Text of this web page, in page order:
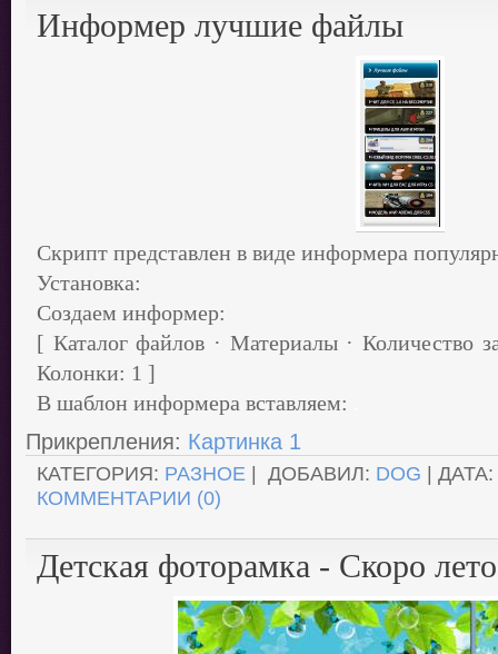
Информер лучшие файлы
Скрипт представлен в виде информера
Установка:
Создаем информер:
[ Каталог файлов · Материалы · Количество
Колонки: 1 ]
В шаблон информера вставляем:
Прикрепления: Картинка 1
КАТЕГОРИЯ: РАЗНОЕ | ДОБАВИЛ: DOG | ДАТА:
КОММЕНТАРИИ (0)
Детская фоторамка - Cкоро лето